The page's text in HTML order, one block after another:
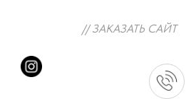
// ЗАКАЗАТЬ САЙТ